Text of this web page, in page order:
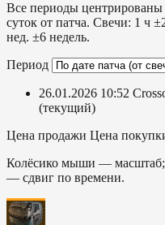
Все периоды
суток от патча. Свечи: 1 ч
нед. ±6 недель.
Период
26.01.2026 10:52
(текущий)
Цена продажи Цена
Колёсико мыши — масштаб;
— сдвиг по времени.